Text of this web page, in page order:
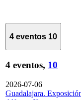
4 eventos 10
4 eventos, 10
2026-07-06
Guadalajara.